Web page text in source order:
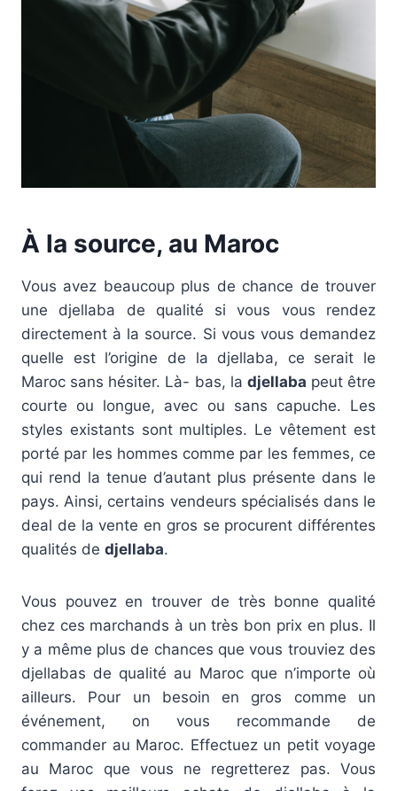
À la source, au Maroc
Vous avez beaucoup plus de chance de trouver
une djellaba de qualité si vous vous rendez
directement à la source. Si vous vous demandez
quelle est l’origine de la djellaba, ce serait le
Maroc sans hésiter. Là- bas, la djellaba peut être
courte ou longue, avec ou sans capuche. Les
styles existants sont multiples. Le vêtement est
porté par les hommes comme par les femmes, ce
qui rend la tenue d’autant plus présente dans le
pays. Ainsi, certains vendeurs spécialisés dans le
deal de la vente en gros se procurent différentes
qualités de djellaba.
Vous pouvez en trouver de très bonne qualité
chez ces marchands à un très bon prix en plus. Il
y a même plus de chances que vous trouviez des
djellabas de qualité au Maroc que n’importe où
ailleurs. Pour un besoin en gros comme un
événement, on vous recommande de
commander au Maroc. Effectuez un petit voyage
au Maroc que vous ne regretterez pas. Vous